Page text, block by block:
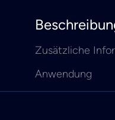
Zusätzliche
Anwendung